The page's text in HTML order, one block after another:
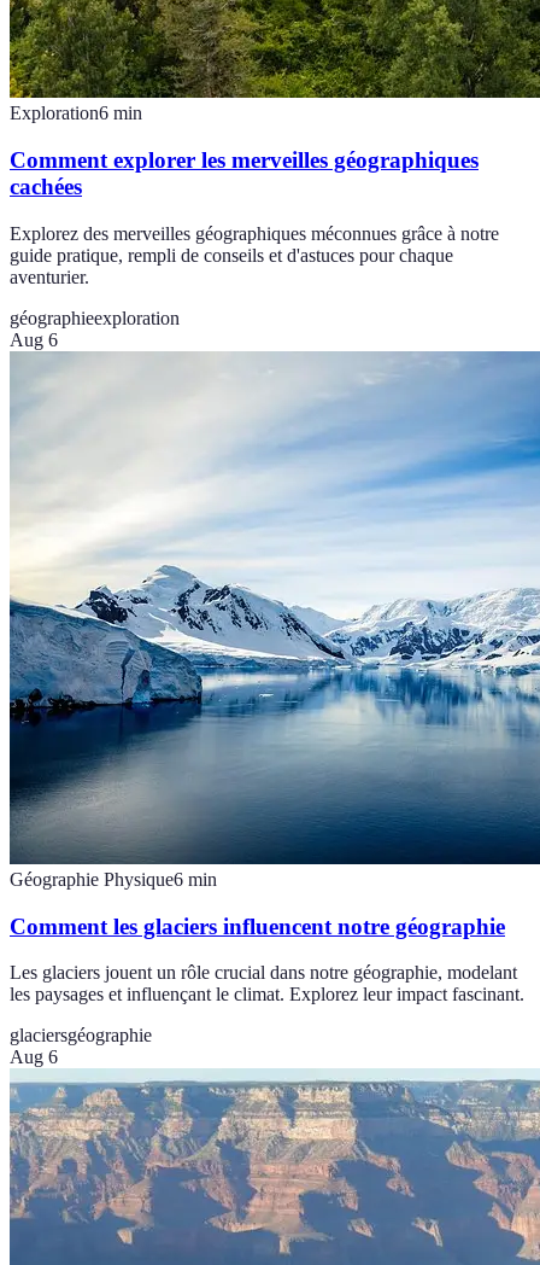
Exploration6 min
Comment explorer les merveilles géographiques
cachées
Explorez des merveilles géographiques méconnues grâce à notre
guide pratique, rempli de conseils et d'astuces pour chaque
aventurier.
géographieexploration
Aug 6
Géographie Physique6 min
Comment les glaciers influencent notre géographie
Les glaciers jouent un rôle crucial dans notre géographie, modelant
les paysages et influençant le climat. Explorez leur impact fascinant.
glaciersgéographie
Aug 6